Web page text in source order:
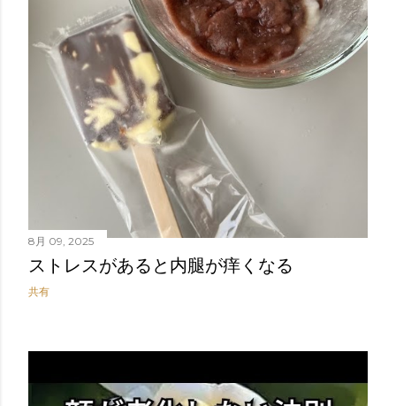
8月 09, 2025
ストレスがあると内腿が痒くなる
共有